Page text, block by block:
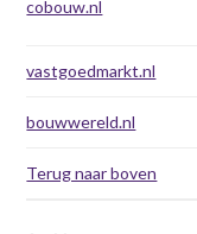
cobouw.nl
vastgoedmarkt.nl
bouwwereld.nl
Terug naar boven